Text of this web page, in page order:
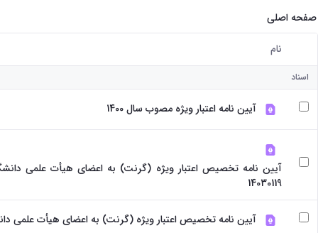
صفحه اصلی
کاربر انتخاب شده
نام
اسناد
آیین نامه اعتبار ویژه مصوب سال 1400
آیین نامه تخصیص اعتبار ویژه (گرنت) به اعضای هیأت علمی
14030119
آیین نامه تخصیص اعتبار ویژه (گرنت) به اعضای هیأت علمی دانشگاه